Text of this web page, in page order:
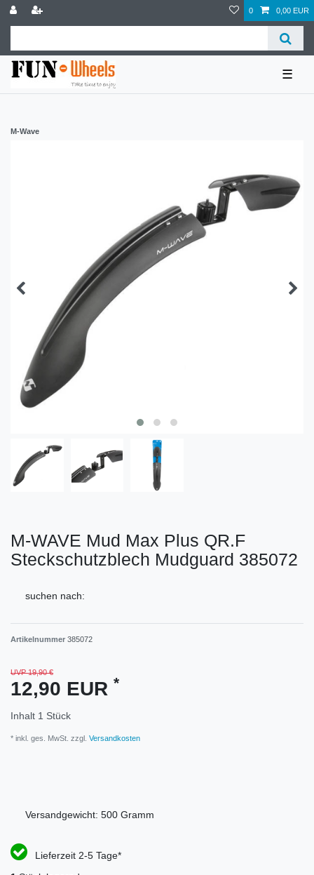
0 0,00 EUR
☰
M-Wave
M-WAVE Mud Max Plus QR.F
Steckschutzblech Mudguard 385072
suchen nach:
Artikelnummer 385072
UVP 19,90 €
12,90 EUR *
Inhalt 1 Stück
* inkl. ges. MwSt. zzgl. Versandkosten
Versandgewicht: 500 Gramm
Lieferzeit 2-5 Tage*